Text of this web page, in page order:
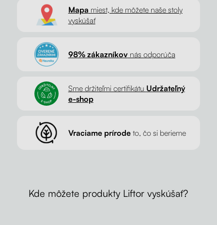
Mapa miest, kde môžete naše stoly
vyskúšať
98% zákazníkovnás odporúča
Sme držiteľmi certifikátu Udržateľný
e-shop
Vraciame prírodeto, čo si berieme
Kde môžete produkty Liftor vyskúšať?